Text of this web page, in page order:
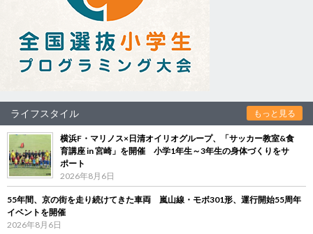
ライフスタイル もっと見る
横浜F・マリノス×日清オイリオグループ、「サッカー教室&食
育講座 in 宮崎」を開催 小学1年生～3年生の身体づくりをサ
ポート
2026年8月6日
55年間、京の街を走り続けてきた車両 嵐山線・モボ301形、運行開始55周年
イベントを開催
2026年8月6日